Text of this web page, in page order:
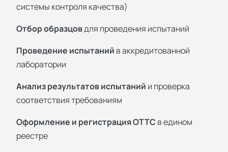
системы контроля качества)
Отбор образцовдля проведения испытаний
Проведение испытаний в аккредитованной
лаборатории
Анализ результатов испытаний и проверка
соответствия требованиям
Оформление и регистрация ОТТС в едином
реестре